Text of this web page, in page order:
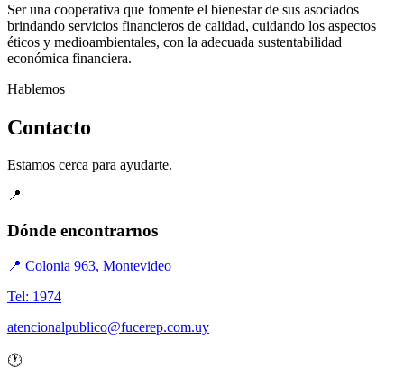
Ser una cooperativa que fomente el bienestar de sus asociados
brindando servicios financieros de calidad, cuidando los aspectos
éticos y medioambientales, con la adecuada sustentabilidad
económica financiera.
Hablemos
Contacto
Estamos cerca para ayudarte.
📍
Dónde encontrarnos
📍 Colonia 963, Montevideo
Tel: 1974
atencionalpublico@fucerep.com.uy
🕐